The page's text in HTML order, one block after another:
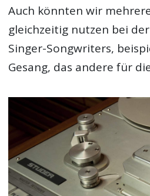
Auch könnten wir
gleichzeitig nutzen bei
Singer-Songwriters,
Gesang, das andere für